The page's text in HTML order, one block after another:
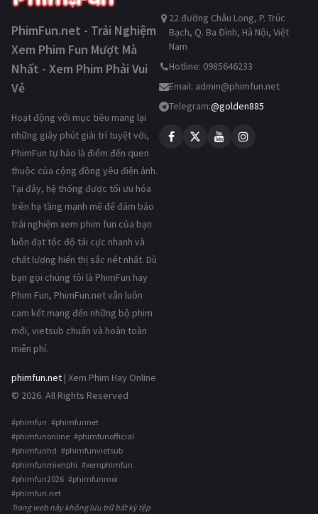
PhimFun.net - Trải Nghiệm
Xem Phim Fun Mượt Mà
Nhất - Xem Phim Phải Vui
Vẻ
Hoạt động với mục tiêu mang lại
những giây phút giải trí tuyệt vời,
PhimFun tự hào là điểm đến quen
thuộc của cộng đồng yêu điện ảnh.
Tại đây, hệ thống được tối ưu hóa
trên hạ tầng mạnh mẽ để đảm bảo
trải nghiệm xem phim fun của bạn
luôn đạt tốc độ tải cực nhanh và
chất lượng hiển thị sắc nét nhất. Dù
bạn gọi chúng tôi là PhimFun hay
Phim Fun, PhimFun.net vẫn luôn
cam kết mang đến những bộ phim
mới, vietsub chuẩn và hoàn toàn
miễn phí.
phimfun.net | Xem Phim Hay Online
© 2026. All Rights Reserved
#phimfun #phimfunnet
#phimfunonline #phimfunofficial
#phimfunhd #phimfunvietsub
#phimfunmienphi #xemphimfun
#phimfun2026 #phimfunmoi
#phimfun.net
Trang web này không lưu trữ bất kỳ tệp
22 đường Châu Long, P. Trúc
Bạch, Q. Ba Đình, Hà Nội, Việt
Nam
Hotline: 0985646233
Email: admin@phimfun.net
Telegram:@golden885